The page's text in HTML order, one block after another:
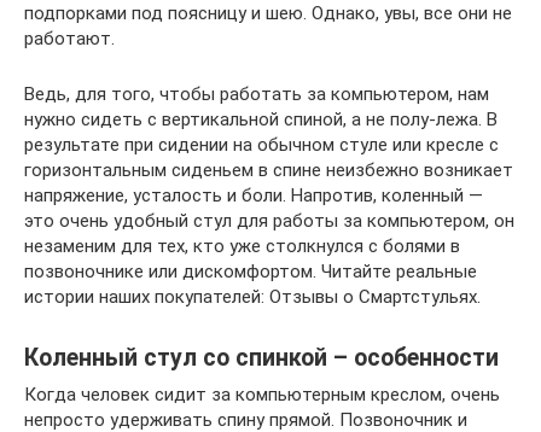
подпорками под поясницу и шею. Однако, увы, все они не
работают.
Ведь, для того, чтобы работать за компьютером, нам
нужно сидеть с вертикальной спиной, а не полу-лежа. В
результате при сидении на обычном стуле или кресле с
горизонтальным сиденьем в спине неизбежно возникает
напряжение, усталость и боли. Напротив, коленный —
это очень удобный стул для работы за компьютером, он
незаменим для тех, кто уже столкнулся с болями в
позвоночнике или дискомфортом. Читайте реальные
истории наших покупателей: Отзывы о Смартстульях.
Коленный стул со спинкой – особенности
Когда человек сидит за компьютерным креслом, очень
непросто удерживать спину прямой. Позвоночник и